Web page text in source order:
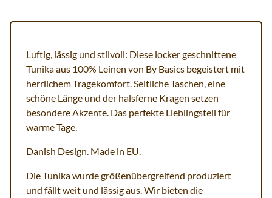
Luftig, lässig und stilvoll: Diese locker geschnittene
Tunika aus 100% Leinen von By Basics begeistert mit
herrlichem Tragekomfort. Seitliche Taschen, eine
schöne Länge und der halsferne Kragen setzen
besondere Akzente. Das perfekte Lieblingsteil für
warme Tage.
Danish Design. Made in EU.
Die Tunika wurde größenübergreifend produziert
und fällt weit und lässig aus. Wir bieten die